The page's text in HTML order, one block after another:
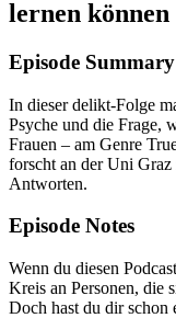
lernen können
Episode Summary
In dieser delikt-Folge
Psyche und die Frage,
Frauen – am Genre
forscht an der Uni Graz
Antworten.
Episode Notes
Wenn du diesen
Kreis an Personen, die
Doch hast du dir schon